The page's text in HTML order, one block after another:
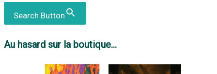
Search Button
Au hasard sur la boutique...